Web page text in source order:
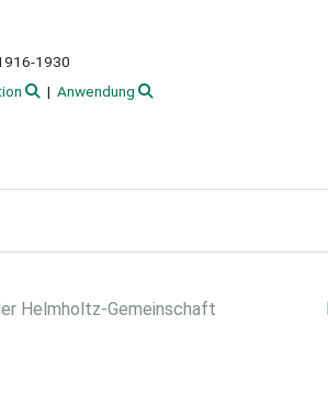
1930
Anwendung
Helmholtz-Gemeinschaft